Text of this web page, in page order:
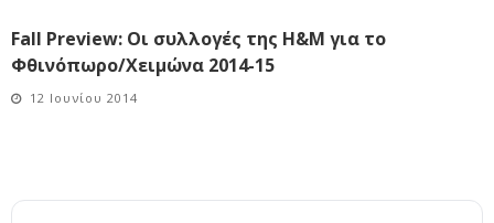
Fall Preview: Οι συλλογές της H&M για το
Φθινόπωρο/Χειμώνα 2014-15
12 Ιουνίου 2014